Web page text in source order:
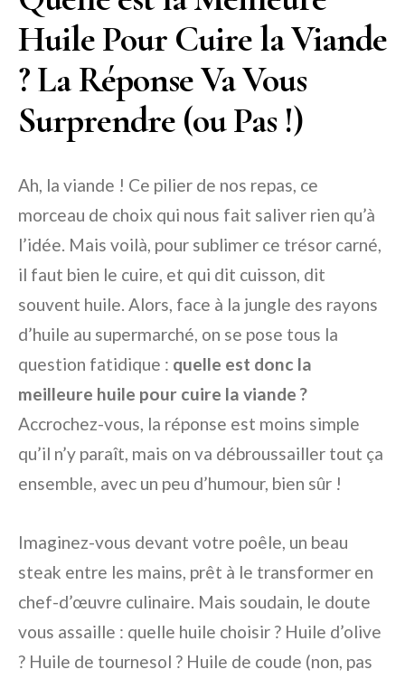
Huile Pour Cuire la Viande
? La Réponse Va Vous
Surprendre (ou Pas !)
Ah, la viande ! Ce pilier de nos repas, ce
morceau de choix qui nous fait saliver rien qu’à
l’idée. Mais voilà, pour sublimer ce trésor carné,
il faut bien le cuire, et qui dit cuisson, dit
souvent huile. Alors, face à la jungle des rayons
d’huile au supermarché, on se pose tous la
question fatidique : quelle est donc la
meilleure huile pour cuire la viande ?
Accrochez-vous, la réponse est moins simple
qu’il n’y paraît, mais on va débroussailler tout ça
ensemble, avec un peu d’humour, bien sûr !
Imaginez-vous devant votre poêle, un beau
steak entre les mains, prêt à le transformer en
chef-d’œuvre culinaire. Mais soudain, le doute
vous assaille : quelle huile choisir ? Huile d’olive
? Huile de tournesol ? Huile de coude (non, pas